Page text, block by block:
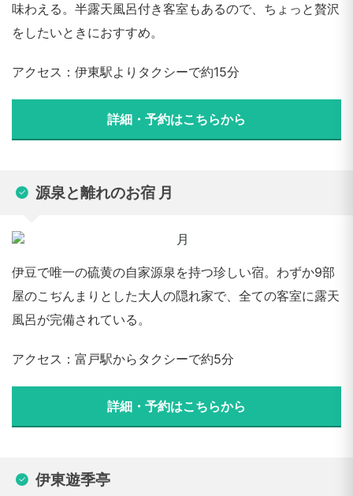
味わえる。半露天風呂付き客室もあるので、ちょっと贅沢
をしたいときにおすすめ。
アクセス：伊東駅よりタクシーで約15分
詳細・予約はこちらから
源泉と離れのお宿 月
伊豆で唯一の硫黄の自家源泉を持つ珍しい宿。わずか9部
屋のこぢんまりとした大人の隠れ家で、全ての客室に露天
風呂が完備されている。
アクセス：富戸駅からタクシーで約5分
詳細・予約はこちらから
伊東遊季亭